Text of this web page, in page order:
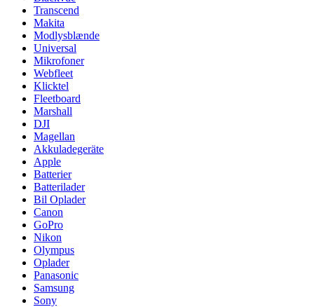
Transcend
Makita
Modlysblænde
Universal
Mikrofoner
Webfleet
Klicktel
Fleetboard
Marshall
DJI
Magellan
Akkuladegeräte
Apple
Batterier
Batterilader
Bil Oplader
Canon
GoPro
Nikon
Olympus
Oplader
Panasonic
Samsung
Sony